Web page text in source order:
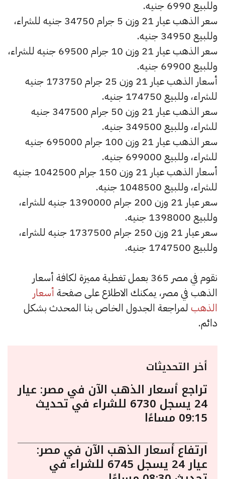
وللبيع 6990 جنيه.
سعر الذهب عيار 21 وزن 5 جرام 34750 جنيه للشراء،
وللبيع 34950 جنيه.
سعر الذهب عيار 21 وزن 10 جرام 69500 جنيه للشراء،
وللبيع 69900 جنيه.
أسعار الذهب عيار 21 وزن 25 جرام 173750 جنيه
للشراء، وللبيع 174750 جنيه.
سعر الذهب عيار 21 وزن 50 جرام 347500 جنيه
للشراء، وللبيع 349500 جنيه.
سعر الذهب عيار 21 وزن 100 جرام 695000 جنيه
للشراء، وللبيع 699000 جنيه.
أسعار الذهب عيار 21 وزن 150 جرام 1042500 جنيه
للشراء، وللبيع 1048500 جنيه.
سعر عيار 21 وزن 200 جرام 1390000 جنيه للشراء،
وللبيع 1398000 جنيه.
سعر عيار 21 وزن 250 جرام 1737500 جنيه للشراء،
وللبيع 1747500 جنيه.
نقوم في مصر 365 بعمل تغطية مميزة لكافة أسعار
الذهب في مصر، يمكنك الاطلاع على صفحة أسعار
الذهب لمراجعة الجدول الخاص بنا المحدث بشكل
دائم.
أخر التحديثات
تراجع أسعار الذهب الآن في مصر: عيار
24 يسجل 6730 للشراء في تحديث
09:15 مساءًا
ارتفاع أسعار الذهب الآن في مصر:
عيار 24 يسجل 6745 للشراء في